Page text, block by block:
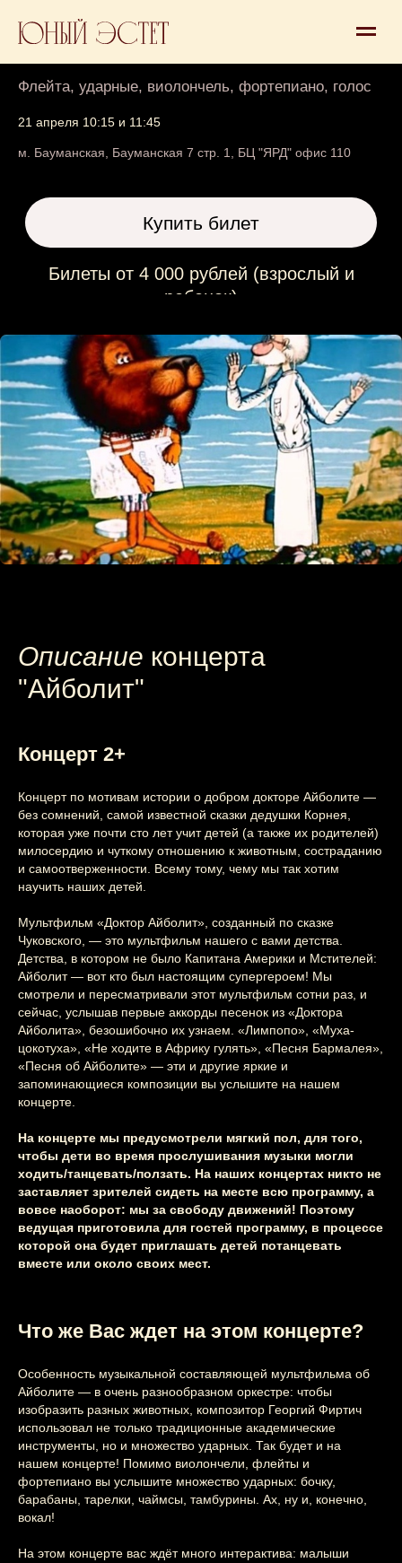
Айболит 2+
Флейта, ударные, виолончель, фортепиано, голос
21 апреля 10:15 и 11:45
м. Бауманская, Бауманская 7 стр. 1, БЦ "ЯРД" офис 110
Купить билет
Билеты от 4 000 рублей (взрослый и
Описание концерта
"Айболит"
Концерт 2+
Концерт по мотивам истории о добром докторе Айболите —
без сомнений, самой известной сказки дедушки Корнея,
которая уже почти сто лет учит детей (а также их родителей)
милосердию и чуткому отношению к животным, состраданию
и самоотверженности. Всему тому, чему мы так хотим
научить наших детей.
Мультфильм «Доктор Айболит», созданный по сказке
Чуковского, — это мультфильм нашего с вами детства.
Детства, в котором не было Капитана Америки и Мстителей:
Айболит — вот кто был настоящим супергероем! Мы
смотрели и пересматривали этот мультфильм сотни раз, и
сейчас, услышав первые аккорды песенок из «Доктора
Айболита», безошибочно их узнаем. «Лимпопо», «Муха-
цокотуха», «Не ходите в Африку гулять», «Песня Бармалея»,
«Песня об Айболите» — эти и другие яркие и
запоминающиеся композиции вы услышите на нашем
концерте.
На концерте мы предусмотрели мягкий пол, для того,
чтобы дети во время прослушивания музыки могли
ходить/танцевать/ползать. На наших концертах никто не
заставляет зрителей сидеть на месте всю программу, а
вовсе наоборот: мы за свободу движений! Поэтому
ведущая приготовила для гостей программу, в процессе
которой она будет приглашать детей потанцевать
вместе или около своих мест.
Что же Вас ждет на этом концерте?
Особенность музыкальной составляющей мультфильма об
Айболите — в очень разнообразном оркестре: чтобы
изобразить разных животных, композитор Георгий Фиртич
использовал не только традиционные академические
инструменты, но и множество ударных. Так будет и на
нашем концерте! Помимо виолончели, флейты и
фортепиано вы услышите множество ударных: бочку,
барабаны, тарелки, чаймсы, тамбурины. Ах, ну и, конечно,
вокал!
На этом концерте вас ждёт много интерактива: малыши
Этот и другие
концерты
вы можете
заказатьна свой